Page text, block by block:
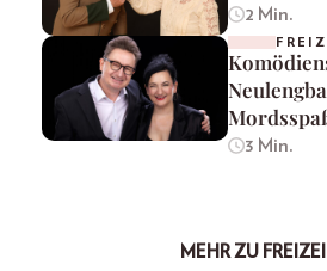
2 Min.
3 Min.
MEHR ZU